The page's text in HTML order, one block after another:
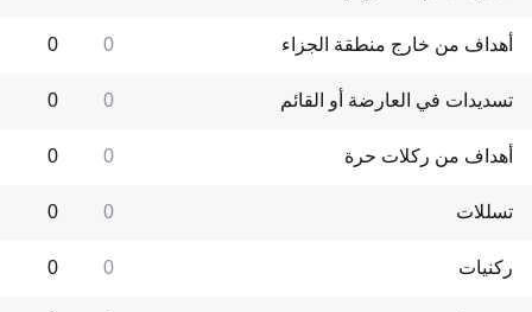
أهداف من خارج منطقة الجزاء 0
0
تسديدات في العارضة أو القائم 0
0
أهداف من ركلات حرة 0
0
تسللات 0
0
ركنيات 0
0